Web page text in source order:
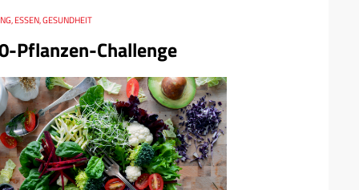
Pflanzen-Challenge
ESSEN, GESUNDHEIT